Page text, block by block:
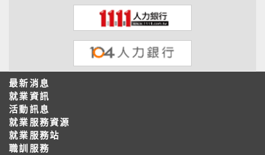
最新消息
就業資訊
活動訊息
就業服務資源
就業服務站
職訓服務